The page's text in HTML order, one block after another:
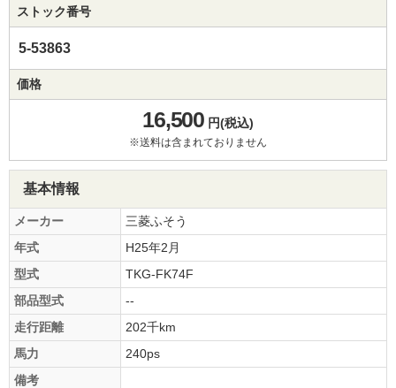
ストック番号
5-53863
価格
16,500円(税込)
※送料は含まれておりません
基本情報
メーカー
三菱ふそう
年式
H25年2月
型式
TKG-FK74F
部品型式
--
走行距離
202千km
馬力
240ps
備考